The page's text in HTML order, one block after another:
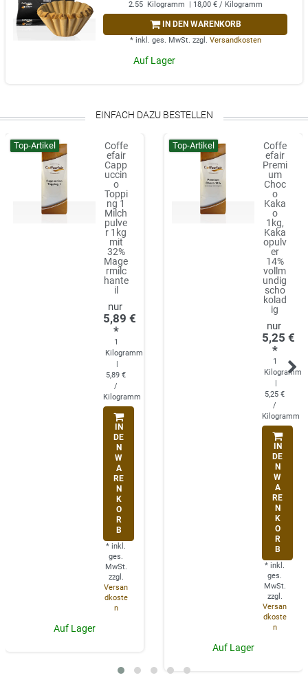
2.55 Kilogramm | 18,00 € / Kilogramm
IN DEN WARENKORB
* inkl. ges. MwSt. zzgl. Versandkosten
Auf Lager
EINFACH DAZU BESTELLEN
Top-Artikel
Coffe
efair
Capp
uccin
o
Toppi
ng 1
Milch
pulve
r 1kg
mit
32%
Mage
rmilc
hante
il
5,89 €
*
1
Kilogramm
|
5,89 €
/
Kilogramm
IN
DE
N
W
A
RE
N
K
O
R
B
* inkl.
ges.
MwSt.
zzgl.
Versan
dkoste
n
Auf Lager
Top-Artikel
Coffe
efair
Premi
um
Choc
o
Kaka
o
1kg,
Kaka
opulv
er
14%
vollm
undig
scho
kolad
ig
5,25 €
*
1
Kilogramm
|
5,25 €
/
Kilogramm
IN
DE
N
W
A
RE
N
K
O
R
B
* inkl.
ges.
MwSt.
zzgl.
Versan
dkoste
n
Auf Lager